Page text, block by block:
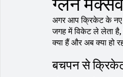
ग्लेन
अगर आप क्रिकेट के नए
जगह में विकेट ले लेता
क्या हैं और अब क्या हो
बचपन से